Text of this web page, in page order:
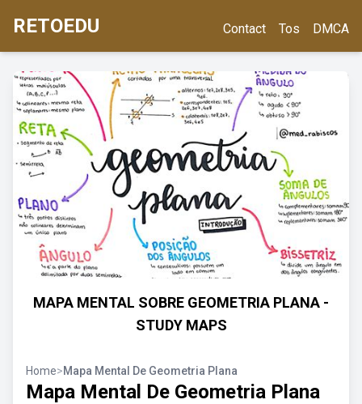
RETOEDU Contact Tos DMCA
MAPA MENTAL SOBRE GEOMETRIA PLANA -
STUDY MAPS
Home>Mapa Mental De Geometria Plana
Mapa Mental De Geometria Plana